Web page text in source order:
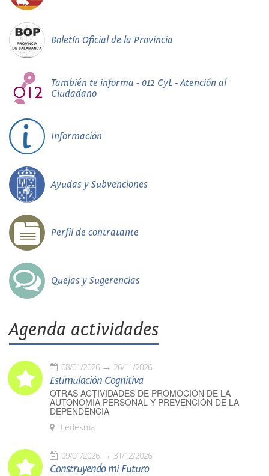
Boletín Oficial de la Provincia
También te informa - 012 CyL - Atención al
Ciudadano
Información
Ayudas y Subvenciones
Perfil de contratante
Quejas y Sugerencias
Agenda actividades
08/01/2026 26/11/2026
Estimulación Cognitiva
OTRAS ACTIVIDADES DE PROMOCIÓN DE LA
AUTONOMÍA PERSONAL Y PREVENCIÓN DE LA
DEPENDENCIA
Ledesma
09/01/2026 31/12/2026
Construyendo mi Futuro